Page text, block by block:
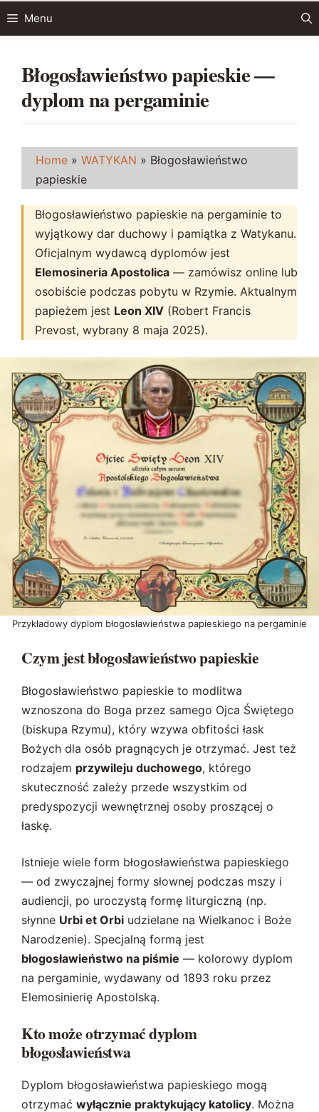
Menu
Błogosławieństwo papieskie —
dyplom na pergaminie
Home » WATYKAN » Błogosławieństwo
papieskie
Błogosławieństwo papieskie na pergaminie to
wyjątkowy dar duchowy i pamiątka z Watykanu.
Oficjalnym wydawcą dyplomów jest
Elemosineria Apostolica — zamówisz online lub
osobiście podczas pobytu w Rzymie. Aktualnym
papieżem jest Leon XIV (Robert Francis
Prevost, wybrany 8 maja 2025).
Przykładowy dyplom błogosławieństwa papieskiego na pergaminie
Czym jest błogosławieństwo papieskie
Błogosławieństwo papieskie to modlitwa
wznoszona do Boga przez samego Ojca Świętego
(biskupa Rzymu), który wzywa obfitości łask
Bożych dla osób pragnących je otrzymać. Jest też
rodzajem przywileju duchowego, którego
skuteczność zależy przede wszystkim od
predyspozycji wewnętrznej osoby proszącej o
łaskę.
Istnieje wiele form błogosławieństwa papieskiego
— od zwyczajnej formy słownej podczas mszy i
audiencji, po uroczystą formę liturgiczną (np.
słynne Urbi et Orbi udzielane na Wielkanoc i Boże
Narodzenie). Specjalną formą jest
błogosławieństwo na piśmie — kolorowy dyplom
na pergaminie, wydawany od 1893 roku przez
Elemosinierię Apostolską.
Kto może otrzymać dyplom
błogosławieństwa
Dyplom błogosławieństwa papieskiego mogą
otrzymać wyłącznie praktykujący katolicy. Można